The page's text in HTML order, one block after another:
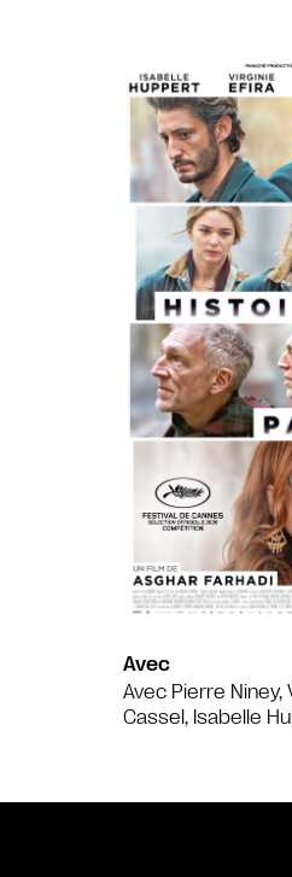
Avec
Avec Pierre Niney,
Cassel, Isabelle